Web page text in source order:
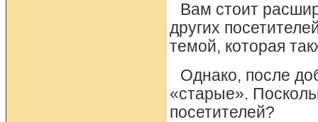
Вам стоит
других
темой, которая
Однако, после
«старые».
посетителей?